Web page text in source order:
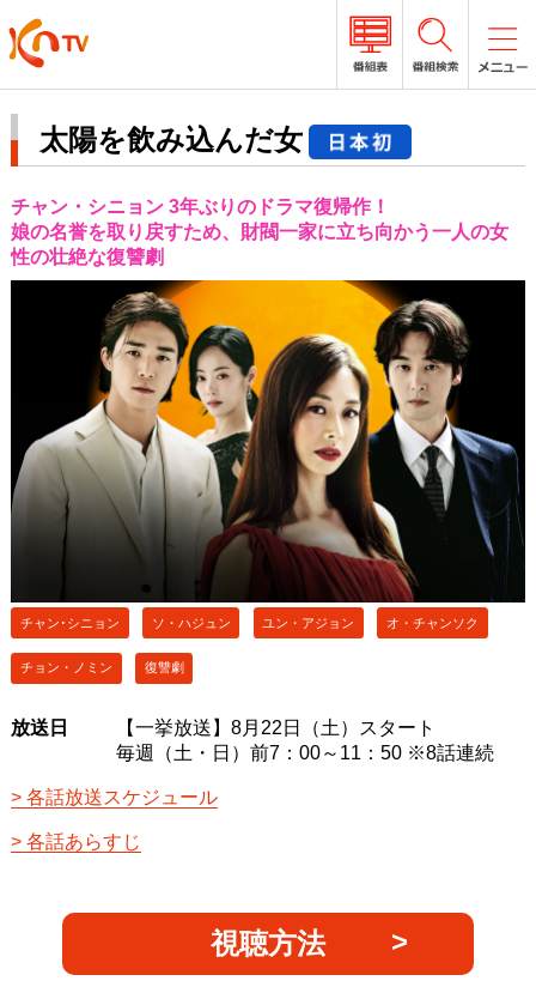
太陽を飲み込んだ女
チャン・シニョン 3年ぶりのドラマ復帰作！
娘の名誉を取り戻すため、財閥一家に立ち向かう一人の女
性の壮絶な復讐劇
チャン･シニョン ソ・ハジュン ユン・アジョン オ・チャンソク
チョン・ノミン 復讐劇
放送日
【一挙放送】8月22日（土）スタート
毎週（土・日）前7：00～11：50 ※8話連続
各話放送スケジュール
各話あらすじ
視聴方法